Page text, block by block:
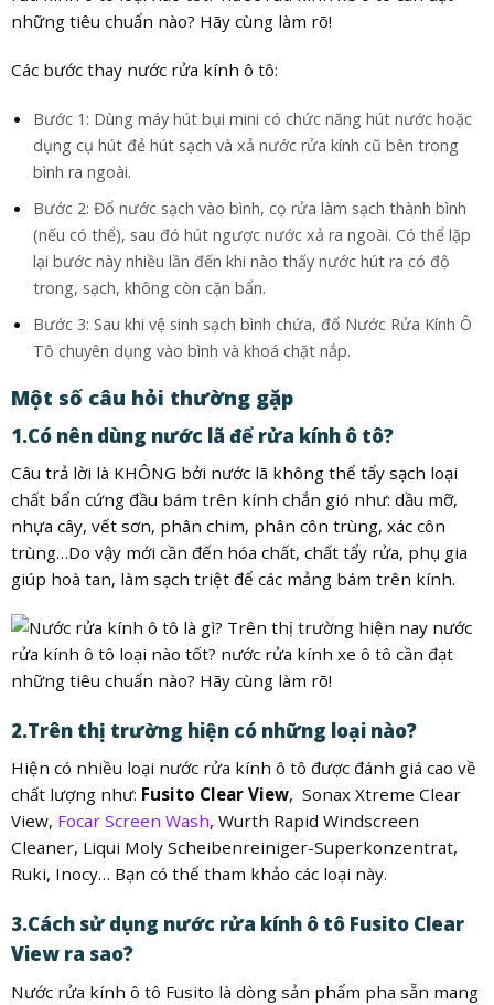
Các bước thay nước rửa kính ô tô:
Bước 1: Dùng máy hút bụi mini có chức năng hút nước hoặc
dụng cụ hút đẻ hút sạch và xả nước rửa kính cũ bên trong
bình ra ngoài.
Bước 2: Đổ nước sạch vào bình, cọ rửa làm sạch thành bình
(nếu có thể), sau đó hút ngược nước xả ra ngoài. Có thể lặp
lại bước này nhiều lần đến khi nào thấy nước hút ra có độ
trong, sạch, không còn cặn bẩn.
Bước 3: Sau khi vệ sinh sạch bình chứa, đổ Nước Rửa Kính Ô
Tô chuyên dụng vào bình và khoá chặt nắp.
Một số câu hỏi thường gặp
1.Có nên dùng nước lã để rửa kính ô tô?
Câu trả lời là KHÔNG bởi nước lã không thể tẩy sạch loại
chất bẩn cứng đầu bám trên kính chắn gió như: dầu mỡ,
nhựa cây, vết sơn, phân chim, phân côn trùng, xác côn
trùng…Do vậy mới cần đến hóa chất, chất tẩy rửa, phụ gia
giúp hoà tan, làm sạch triệt để các mảng bám trên kính.
2.Trên thị trường hiện có những loại nào?
Hiện có nhiều loại nước rửa kính ô tô được đánh giá cao về
chất lượng như: Fusito Clear View, Sonax Xtreme Clear
View, Focar Screen Wash, Wurth Rapid Windscreen
Cleaner, Liqui Moly Scheibenreiniger-Superkonzentrat,
Ruki, Inocy… Bạn có thể tham khảo các loại này.
3.Cách sử dụng nước rửa kính ô tô Fusito Clear
View ra sao?
Nước rửa kính ô tô Fusito là dòng sản phẩm pha sẵn mang